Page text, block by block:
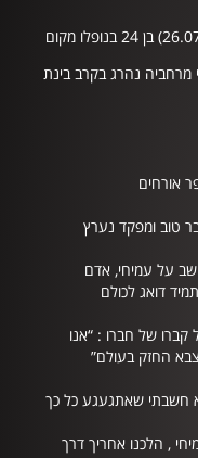
חטיבת גולני נפל ביום א' באב תשס"ו (26.07.2006) בן 24 בנופלו מקום
מרחביה נהרג בקרב בינת
אורחים
טוב ומפקד נערץ
על עמיחי, אדם
דואג לכולם
קברו של חברו : “אנו
החזק בעולם”
חשבתי שאתגעגע כל כך
, הלכנו אחריך דרך